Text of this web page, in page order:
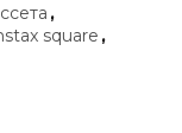
,
square ,